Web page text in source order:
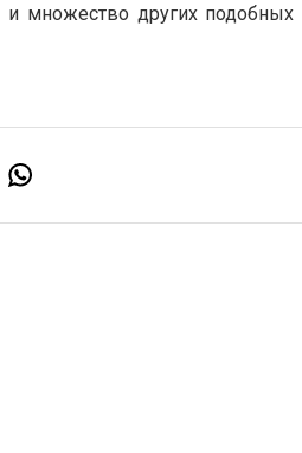
и множество других